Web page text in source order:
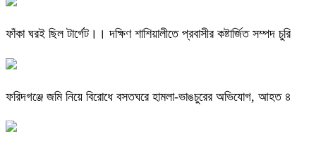
ফাঁকা ঘরই ছিল টার্গেট।। দক্ষিণ শাশিয়ালীতে প্রবাসীর কষ্টার্জিত সম্পদ চুরি
ফরিদগঞ্জে জমি নিয়ে বিরোধে বসতঘরে হামলা-ভাঙচুরের অভিযোগ, আহত ৪